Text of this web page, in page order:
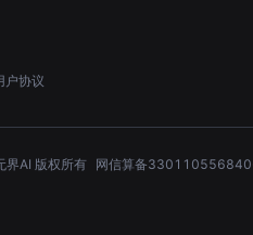
户协议
界AI 版权所有 网信算备